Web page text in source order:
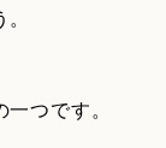
つです。